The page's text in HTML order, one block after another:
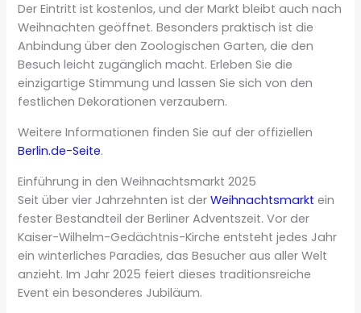
Der Eintritt ist kostenlos, und der Markt bleibt auch nach
Weihnachten geöffnet. Besonders praktisch ist die
Anbindung über den Zoologischen Garten, die den
Besuch leicht zugänglich macht. Erleben Sie die
einzigartige Stimmung und lassen Sie sich von den
festlichen Dekorationen verzaubern.
Weitere Informationen finden Sie auf der offiziellen
Berlin.de-Seite.
Einführung in den Weihnachtsmarkt 2025
Seit über vier Jahrzehnten ist derWeihnachtsmarkt ein
fester Bestandteil der Berliner Adventszeit. Vor der
Kaiser-Wilhelm-Gedächtnis-Kirche entsteht jedes Jahr
ein winterliches Paradies, das Besucher aus aller Welt
anzieht. Im Jahr 2025 feiert dieses traditionsreiche
Event ein besonderes Jubiläum.